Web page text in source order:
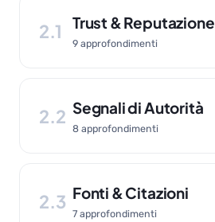
2.1 Trust & Reputazione
9 approfondimenti
2.2 Segnali di Autorità
8 approfondimenti
2.3 Fonti & Citazioni
7 approfondimenti